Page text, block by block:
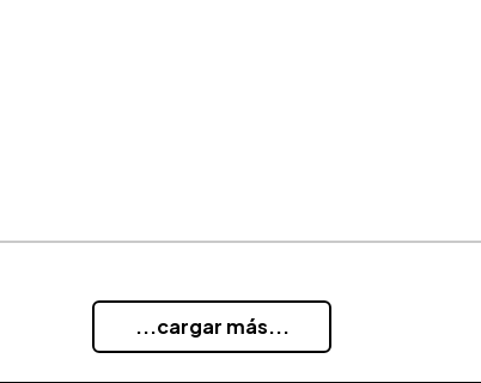
...cargar más...